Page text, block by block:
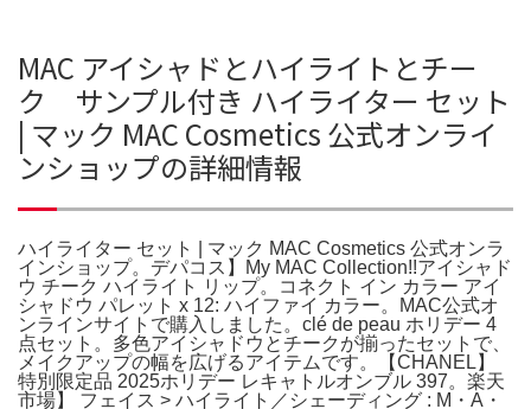
MAC アイシャドとハイライトとチー
ク サンプル付き ハイライター セット
| マック MAC Cosmetics 公式オンライ
ンショップの詳細情報
ハイライター セット | マック MAC Cosmetics 公式オンラ
インショップ。デパコス】My MAC Collection!!アイシャド
ウ チーク ハイライト リップ。コネクト イン カラー アイ
シャドウ パレット x 12: ハイファイ カラー。MAC公式オ
ンラインサイトで購入しました。clé de peau ホリデー 4
点セット。多色アイシャドウとチークが揃ったセットで、
メイクアップの幅を広げるアイテムです。【CHANEL】
特別限定品 2025ホリデー レキャトルオンブル 397。楽天
市場】 フェイス > ハイライト／シェーディング : M・A・